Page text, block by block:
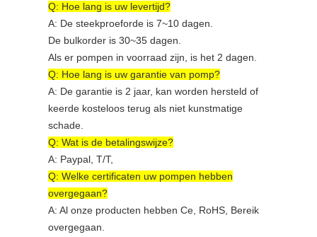
Q: Hoe lang is uw levertijd?
A: De steekproeforde is 7~10 dagen.
De bulkorder is 30~35 dagen.
Als er pompen in voorraad zijn, is het 2 dagen.
Q: Hoe lang is uw garantie van pomp?
A: De garantie is 2 jaar, kan worden hersteld of
keerde kosteloos terug als niet kunstmatige
schade.
Q: Wat is de betalingswijze?
A: Paypal, T/T,
Q: Welke certificaten uw pompen hebben
overgegaan?
A: Al onze producten hebben Ce, RoHS, Bereik
overgegaan.